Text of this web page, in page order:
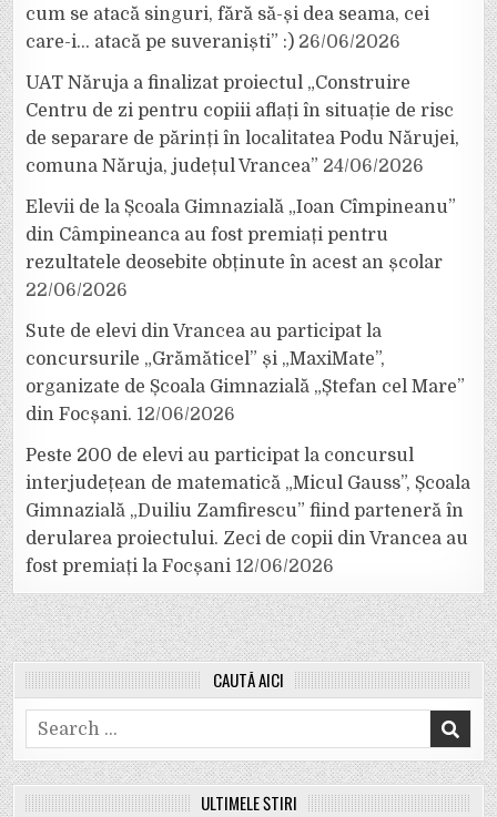
cum se atacă singuri, fără să-și dea seama, cei
care-i… atacă pe suveraniști” :) 26/06/2026
UAT Năruja a finalizat proiectul „Construire
Centru de zi pentru copiii aflați în situație de risc
de separare de părinți în localitatea Podu Nărujei,
comuna Năruja, județul Vrancea” 24/06/2026
Elevii de la Școala Gimnazială „Ioan Cîmpineanu”
din Câmpineanca au fost premiați pentru
rezultatele deosebite obținute în acest an școlar
22/06/2026
Sute de elevi din Vrancea au participat la
concursurile „Grămăticel” și „MaxiMate”,
organizate de Școala Gimnazială „Ștefan cel Mare”
din Focșani. 12/06/2026
Peste 200 de elevi au participat la concursul
interjudețean de matematică „Micul Gauss”, Școala
Gimnazială „Duiliu Zamfirescu” fiind parteneră în
derularea proiectului. Zeci de copii din Vrancea au
fost premiați la Focșani 12/06/2026
CAUTĂ AICI
Search
for:
ULTIMELE ȘTIRI